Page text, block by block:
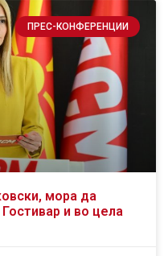
ПРЕС-КОНФЕРЕНЦИИ
мора да
и во цела